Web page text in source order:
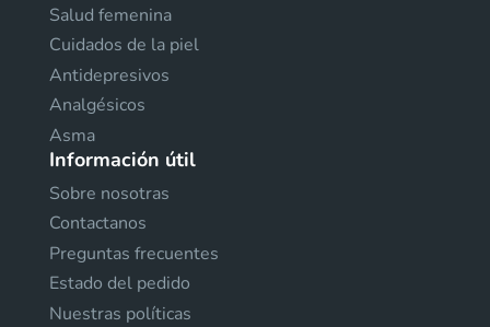
Salud femenina
Cuidados de la piel
Antidepresivos
Analgésicos
Asma
Información útil
Sobre nosotras
Contactanos
Preguntas frecuentes
Estado del pedido
Nuestras políticas